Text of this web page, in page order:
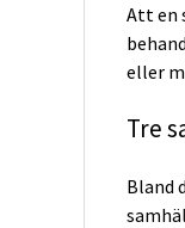
Att en
eller
Tre
Bland